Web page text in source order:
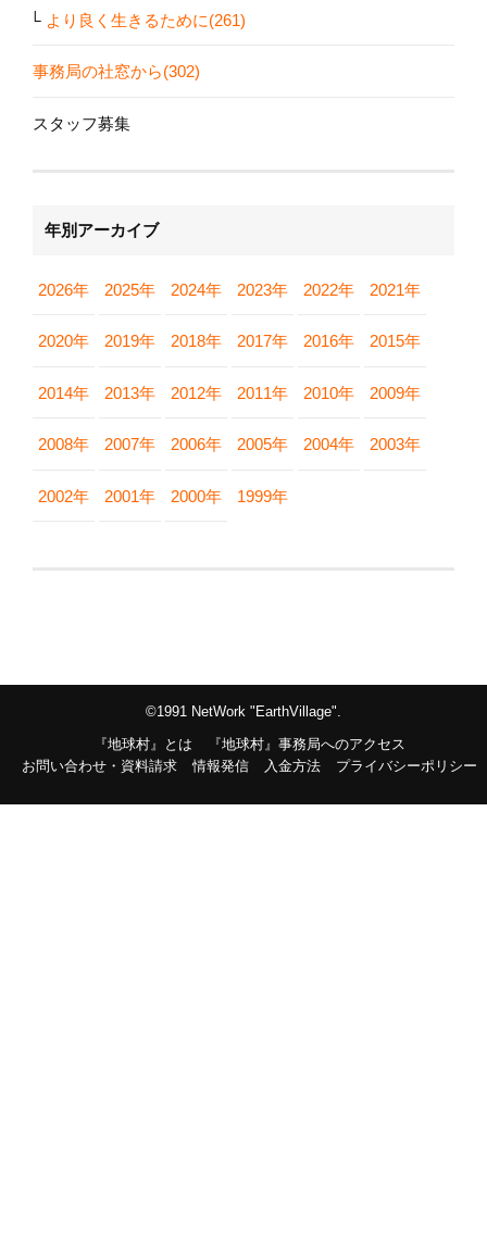
より良く生きるために(261)
事務局の社窓から(302)
スタッフ募集
年別アーカイブ
2026年 2025年 2024年 2023年 2022年 2021年
2020年 2019年 2018年 2017年 2016年 2015年
2014年 2013年 2012年 2011年 2010年 2009年
2008年 2007年 2006年 2005年 2004年 2003年
2002年 2001年 2000年 1999年
©1991 NetWork "EarthVillage".
『地球村』とは
『地球村』事務局へのアクセス
お問い合わせ・資料請求
情報発信 入金方法 プライバシーポリシー